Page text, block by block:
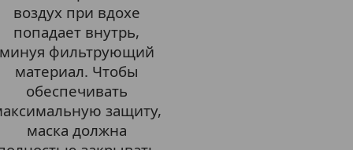
воздух при вдохе
попадает внутрь,
фильтрующий
материал. Чтобы
обеспечивать
защиту,
маска должна